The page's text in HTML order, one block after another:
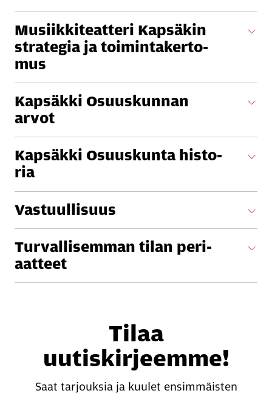
Musiik­ki­teat­te­ri Kap­sä­kin
stra­te­gia ja toi­min­ta­ker­to­
mus
Kap­säk­ki Osuus­kun­nan
arvot
Kap­säk­ki Osuus­kun­ta his­to­
ria
Vas­tuul­li­suus
Tur­val­li­sem­man tilan pe­ri­
aat­teet
Tilaa
uutiskirjeemme!
Saat tarjouksia ja kuulet ensimmäisten